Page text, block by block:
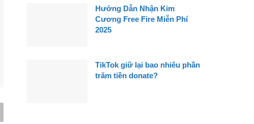
Hướng Dẫn Nhận Kim
Cương Free Fire Miễn Phí
2025
TikTok giữ lại bao nhiêu phần
trăm tiền donate?